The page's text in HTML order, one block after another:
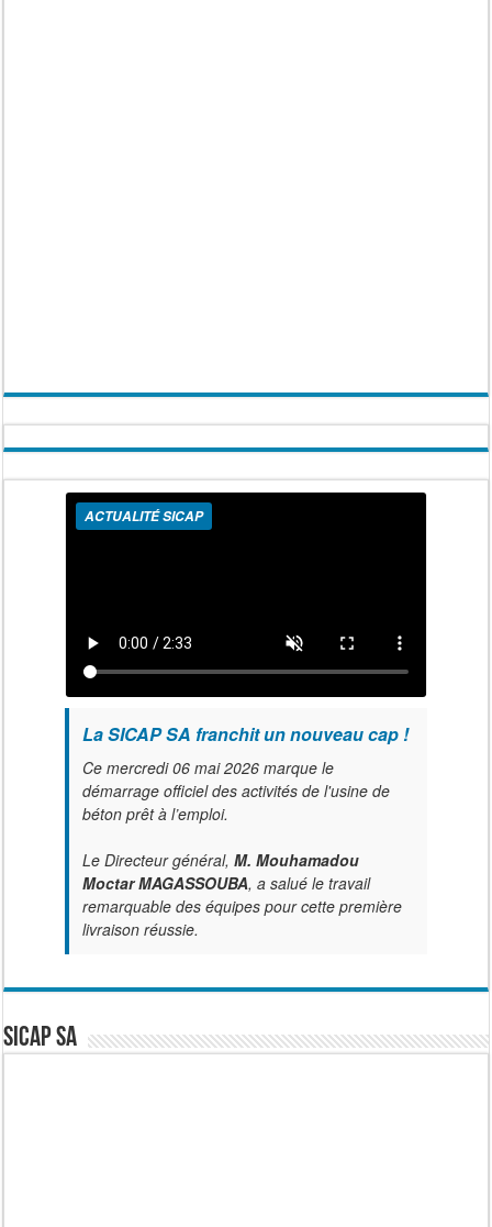
ACTUALITÉ SICAP
La SICAP SA franchit un nouveau cap !
Ce mercredi 06 mai 2026 marque le
démarrage officiel des activités de l'usine de
béton prêt à l’emploi.
Le Directeur général, M. Mouhamadou
Moctar MAGASSOUBA, a salué le travail
remarquable des équipes pour cette première
livraison réussie.
SICAP SA